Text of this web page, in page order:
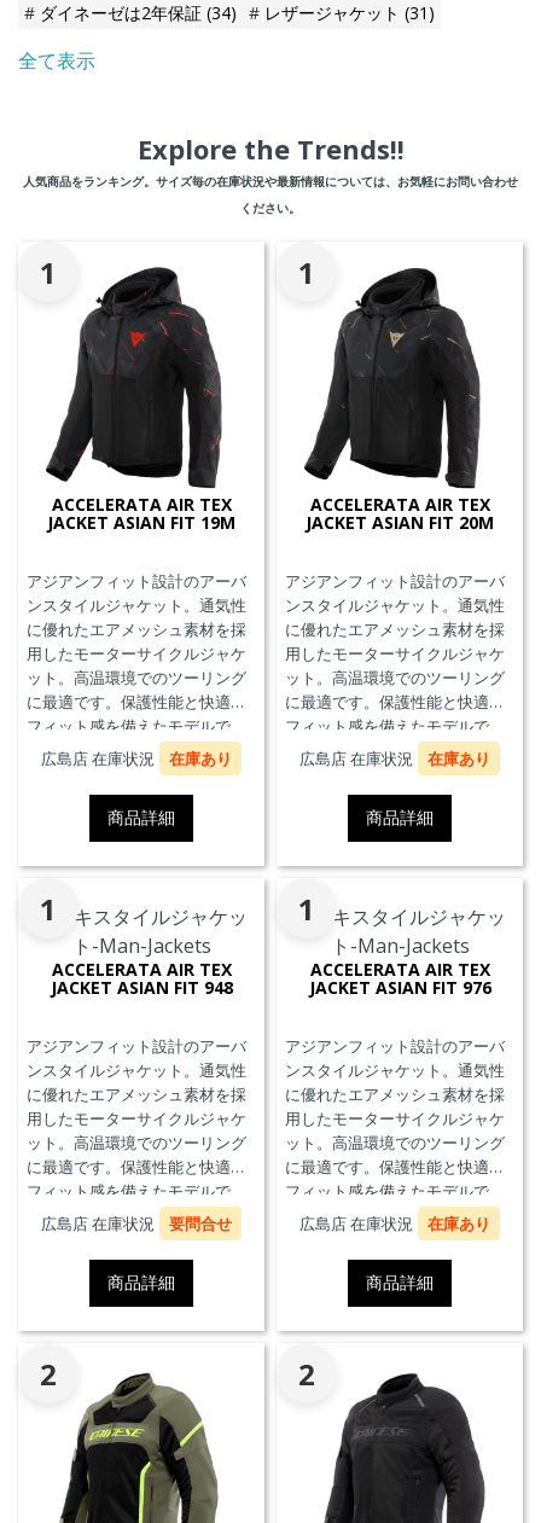
ダイネーゼは2年保証 (34) レザージャケット (31)
全て表示
Explore the Trends!!
人気商品をランキング。サイズ毎の在庫状況や最新情報については、お気軽にお問い合わせ
ください。
1
ACCELERATA AIR TEX
JACKET ASIAN FIT 19M
アジアンフィット設計のアーバ
ンスタイルジャケット。通気性
に優れたエアメッシュ素材を採
用したモーターサイクルジャケ
ット。高温環境でのツーリング
に最適です。保護性能と快適な
フィット感を備えたモデルで
す。
広島店 在庫状況 在庫あり
商品詳細
1
ACCELERATA AIR TEX
JACKET ASIAN FIT 20M
アジアンフィット設計のアーバ
ンスタイルジャケット。通気性
に優れたエアメッシュ素材を採
用したモーターサイクルジャケ
ット。高温環境でのツーリング
に最適です。保護性能と快適な
フィット感を備えたモデルで
す。
広島店 在庫状況 在庫あり
商品詳細
1
ACCELERATA AIR TEX
JACKET ASIAN FIT 948
アジアンフィット設計のアーバ
ンスタイルジャケット。通気性
に優れたエアメッシュ素材を採
用したモーターサイクルジャケ
ット。高温環境でのツーリング
に最適です。保護性能と快適な
フィット感を備えたモデルで
す。
広島店 在庫状況 要問合せ
商品詳細
1
ACCELERATA AIR TEX
JACKET ASIAN FIT 976
アジアンフィット設計のアーバ
ンスタイルジャケット。通気性
に優れたエアメッシュ素材を採
用したモーターサイクルジャケ
ット。高温環境でのツーリング
に最適です。保護性能と快適な
フィット感を備えたモデルで
す。
広島店 在庫状況 在庫あり
商品詳細
2 2